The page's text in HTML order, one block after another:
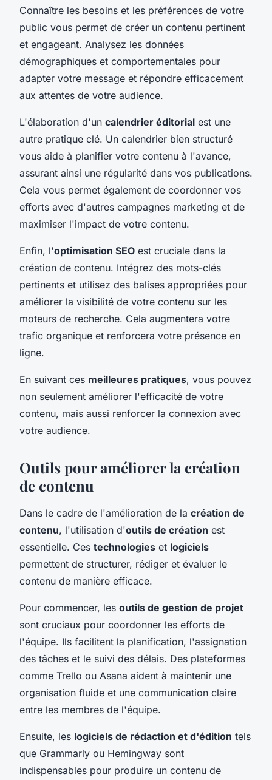
Connaître les besoins et les préférences de votre
public vous permet de créer un contenu pertinent
et engageant. Analysez les données
démographiques et comportementales pour
adapter votre message et répondre efficacement
aux attentes de votre audience.
L'élaboration d'un calendrier éditorial est une
autre pratique clé. Un calendrier bien structuré
vous aide à planifier votre contenu à l'avance,
assurant ainsi une régularité dans vos publications.
Cela vous permet également de coordonner vos
efforts avec d'autres campagnes marketing et de
maximiser l'impact de votre contenu.
Enfin, l'optimisation SEO est cruciale dans la
création de contenu. Intégrez des mots-clés
pertinents et utilisez des balises appropriées pour
améliorer la visibilité de votre contenu sur les
moteurs de recherche. Cela augmentera votre
trafic organique et renforcera votre présence en
ligne.
En suivant ces meilleures pratiques, vous pouvez
non seulement améliorer l'efficacité de votre
contenu, mais aussi renforcer la connexion avec
votre audience.
Outils pour améliorer la création
de contenu
Dans le cadre de l'amélioration de la création de
contenu, l'utilisation d'outils de création est
essentielle. Ces technologies et logiciels
permettent de structurer, rédiger et évaluer le
contenu de manière efficace.
Pour commencer, les outils de gestion de projet
sont cruciaux pour coordonner les efforts de
l'équipe. Ils facilitent la planification, l'assignation
des tâches et le suivi des délais. Des plateformes
comme Trello ou Asana aident à maintenir une
organisation fluide et une communication claire
entre les membres de l'équipe.
Ensuite, les logiciels de rédaction et d'édition tels
que Grammarly ou Hemingway sont
indispensables pour produire un contenu de